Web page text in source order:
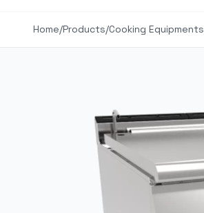
Home/Products/Cooking Equipments